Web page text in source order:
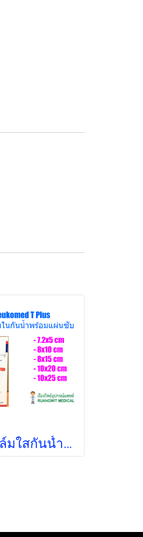
แผ่นฟิล์มใสกันน้ำพร้อมแผ่นซับแผล Leukomed T plus 10x20 cm (1 แผ่น) exp 12-2022